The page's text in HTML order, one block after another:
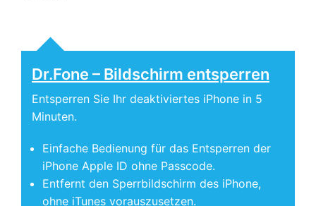
Dr.Fone – Bildschirm entsperren
Entsperren Sie Ihr deaktiviertes iPhone in 5
Minuten.
Einfache Bedienung für das Entsperren der
iPhone Apple ID ohne Passcode.
Entfernt den Sperrbildschirm des iPhone,
ohne iTunes vorauszusetzen.